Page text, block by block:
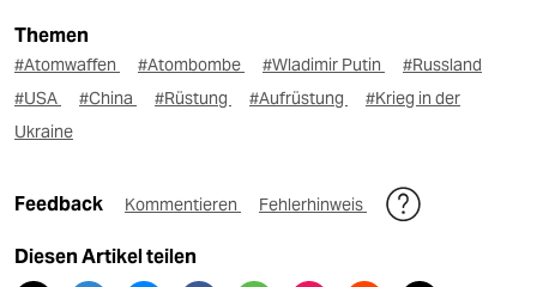
Themen
#Atomwaffen #Atombombe #Wladimir Putin
#Russland
#USA
#China #Rüstung #Aufrüstung
#Krieg in der
Ukraine
Feedback Kommentieren Fehlerhinweis
Diesen Artikel teilen